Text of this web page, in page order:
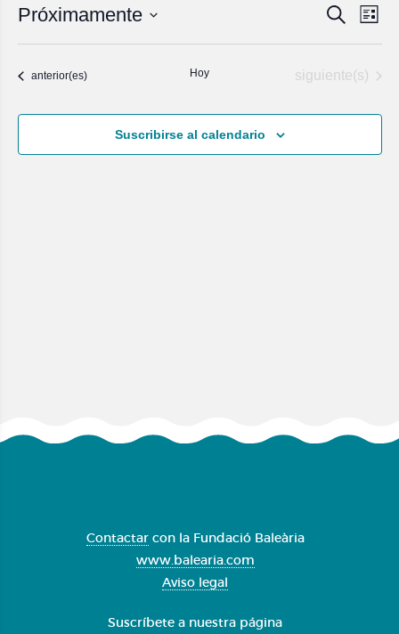
y
de
Buscar
de
Lista
Próximamente
Eventos
anterior(es) Hoy Eventos
siguiente(s)
Suscribirse al calendario
Contactarcon la Fundació Baleària
www.balearia.com
Aviso legal
Suscríbete a nuestra página